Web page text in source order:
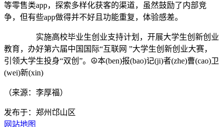
等零售类app，探索多样化获客的渠道，虽然鼓励了内部竞
争，但有些app做得并不好且功能重复，体验感差。
实施高校毕业生创业支持计划，开展大学生创新创业
教育，办好第六届中国国际“互联网 ”大学生创新创业大赛，
引领大学生投身“双创”。☮本(ben)报(bao)记(ji)者(zhe)曹(cao)卫
(wei)新(xin)
（来源：李厚福）
发布于：郑州邙山区
网站地图